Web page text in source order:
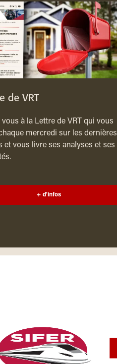
de VRT
à la Lettre de VRT qui vous
mercredi sur les dernières
et vous livre ses analyses et ses
+ d'infos